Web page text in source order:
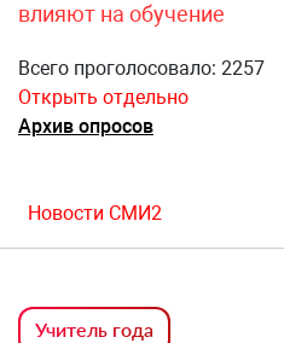
влияют на обучение
Всего проголосовало: 2257
Открыть отдельно
Архив опросов
Новости СМИ2
Учитель года